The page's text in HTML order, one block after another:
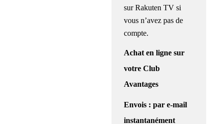
sur Rakuten TV si
vous n’avez pas de
compte.
Achat en ligne sur
votre Club
Avantages
Envois : par e-mail
instantanément